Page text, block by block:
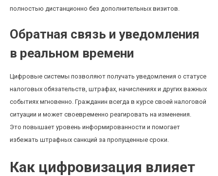
полностью дистанционно без дополнительных визитов.
Обратная связь и уведомления
в реальном времени
Цифровые системы позволяют получать уведомления о статусе
налоговых обязательств, штрафах, начислениях и других важных
событиях мгновенно. Гражданин всегда в курсе своей налоговой
ситуации и может своевременно реагировать на изменения.
Это повышает уровень информированности и помогает
избежать штрафных санкций за пропущенные сроки.
Как цифровизация влияет